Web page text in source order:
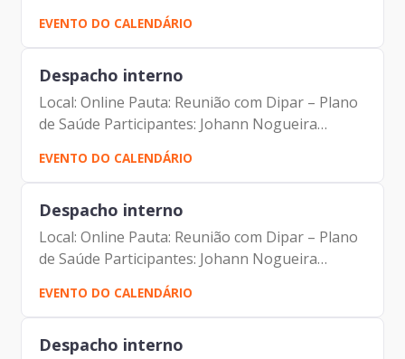
Dantas Luciano de Azevedo Farias Ferreira
Camila Cristina Murta Jorge Pereira Leite
EVENTO DO CALENDÁRIO
Despacho interno
Local: Online Pauta: Reunião com Dipar – Plano
de Saúde Participantes: Johann Nogueira
Dantas Luciano de Azevedo Farias Ferreira
Camila Cristina Murta Jorge Pereira Leite
EVENTO DO CALENDÁRIO
Despacho interno
Local: Online Pauta: Reunião com Dipar – Plano
de Saúde Participantes: Johann Nogueira
Dantas Luciano de Azevedo Farias Ferreira
Camila Cristina Murta Jorge Pereira Leite
EVENTO DO CALENDÁRIO
Despacho interno